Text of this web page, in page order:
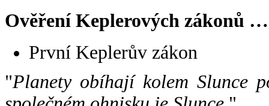
Ověření Keplerových zákonů …
První Keplerův zákon
"Planety obíhají kolem Slunce